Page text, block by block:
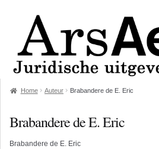
Home Auteur Brabandere de E. Eric
Brabandere de E. Eric
Brabandere de E. Eric